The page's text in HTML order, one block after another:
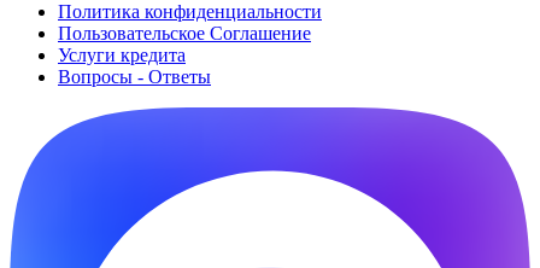
Политика конфиденциальности
Пользовательское Cоглашение
Услуги кредита
Вопросы - Ответы